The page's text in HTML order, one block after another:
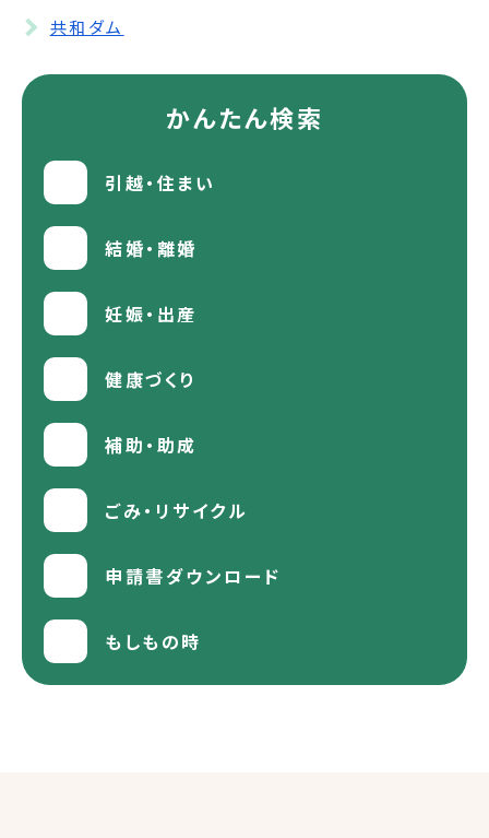
共和ダム
かんたん検索
引越・住まい
結婚・離婚
妊娠・出産
健康づくり
補助・助成
ごみ・リサイクル
申請書ダウンロード
もしもの時